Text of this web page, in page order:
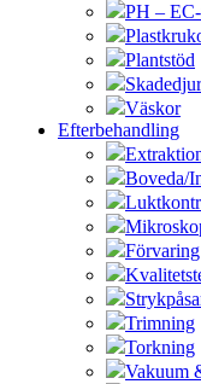
PH –
Plantstöd
Väskor
Efterbehandling
Boveda/
Förvaring
Trimning
Torkning
Vakuum